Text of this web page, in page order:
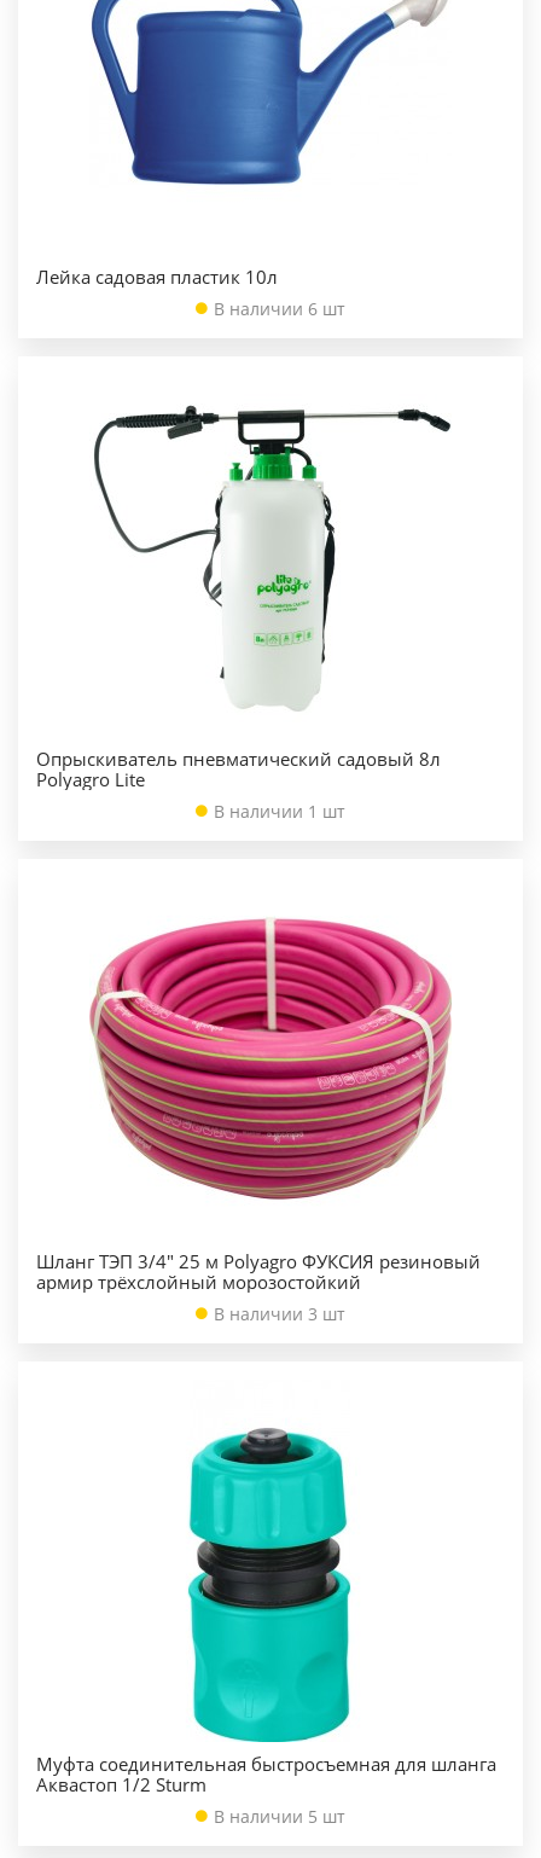
Лейка садовая пластик 10л
В наличии 6 шт
Опрыскиватель пневматический садовый 8л
Polyagro Lite
В наличии 1 шт
Шланг ТЭП 3/4" 25 м Polyagro ФУКСИЯ резиновый
армир трёхслойный морозостойкий
В наличии 3 шт
Муфта соединительная быстросъемная для шланга
Аквастоп 1/2 Sturm
В наличии 5 шт